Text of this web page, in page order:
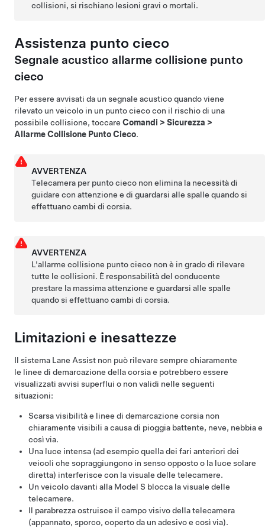
collisioni, si rischiano lesioni gravi o mortali.
Assistenza punto cieco
Segnale acustico allarme collisione punto
cieco
Per essere avvisati da un segnale acustico quando viene
rilevato un veicolo in un punto cieco con il rischio di una
possibile collisione, toccare Comandi > Sicurezza >
Allarme Collisione Punto Cieco.
AVVERTENZA
Telecamera per punto cieco non elimina la necessità di
guidare con attenzione e di guardarsi alle spalle quando si
effettuano cambi di corsia.
AVVERTENZA
L'allarme collisione punto cieco non è in grado di rilevare
tutte le collisioni. È responsabilità del conducente
prestare la massima attenzione e guardarsi alle spalle
quando si effettuano cambi di corsia.
Limitazioni e inesattezze
Il sistema Lane Assist non può rilevare sempre chiaramente
le linee di demarcazione della corsia e potrebbero essere
visualizzati avvisi superflui o non validi nelle seguenti
situazioni:
Scarsa visibilità e linee di demarcazione corsia non
chiaramente visibili a causa di pioggia battente, neve, nebbia e
così via.
Una luce intensa (ad esempio quella dei fari anteriori dei
veicoli che sopraggiungono in senso opposto o la luce solare
diretta) interferisce con la visuale delle telecamere.
Un veicolo davanti alla Model S blocca la visuale delle
telecamere.
Il parabrezza ostruisce il campo visivo della telecamera
(appannato, sporco, coperto da un adesivo e così via).